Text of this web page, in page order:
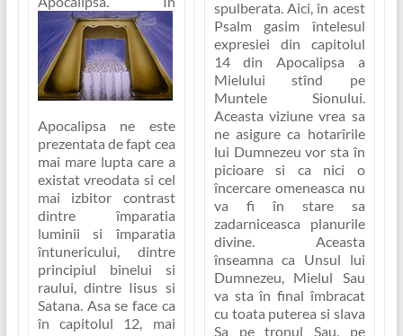
Apocalipsa ne este
prezentata de fapt cea
mai mare lupta care a
existat vreodata si cel
mai izbitor contrast
dintre împaratia
luminii si împaratia
întunericului, dintre
principiul binelui si
raului, dintre Iisus si
Satana. Asa se face ca
în capitolul 12, mai
spulberata. Aici, în acest
Psalm gasim întelesul
expresiei din capitolul
14 din Apocalipsa a
Mielului stînd pe
Muntele Sionului.
Aceasta viziune vrea sa
ne asigure ca hotarîrile
lui Dumnezeu vor sta în
picioare si ca nici o
încercare omeneasca nu
va fi în stare sa
zadarniceasca planurile
divine. Aceasta
înseamna ca Unsul lui
Dumnezeu, Mielul Sau
va sta în final îmbracat
cu toata puterea si slava
Sa pe tronul Sau, pe